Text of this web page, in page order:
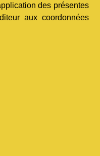
des présentes
aux coordonnées